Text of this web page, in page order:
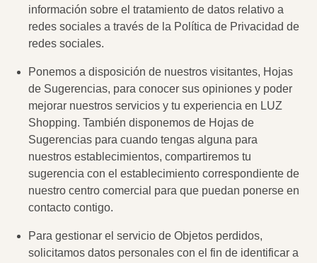
información sobre el tratamiento de datos relativo a
redes sociales a través de la Política de Privacidad de
redes sociales.
Ponemos a disposición de nuestros visitantes, Hojas
de Sugerencias, para conocer sus opiniones y poder
mejorar nuestros servicios y tu experiencia en LUZ
Shopping. También disponemos de Hojas de
Sugerencias para cuando tengas alguna para
nuestros establecimientos, compartiremos tu
sugerencia con el establecimiento correspondiente de
nuestro centro comercial para que puedan ponerse en
contacto contigo.
Para gestionar el servicio de Objetos perdidos,
solicitamos datos personales con el fin de identificar a